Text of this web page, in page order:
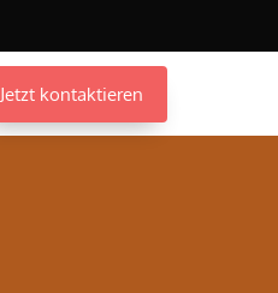
Jetzt kontaktieren